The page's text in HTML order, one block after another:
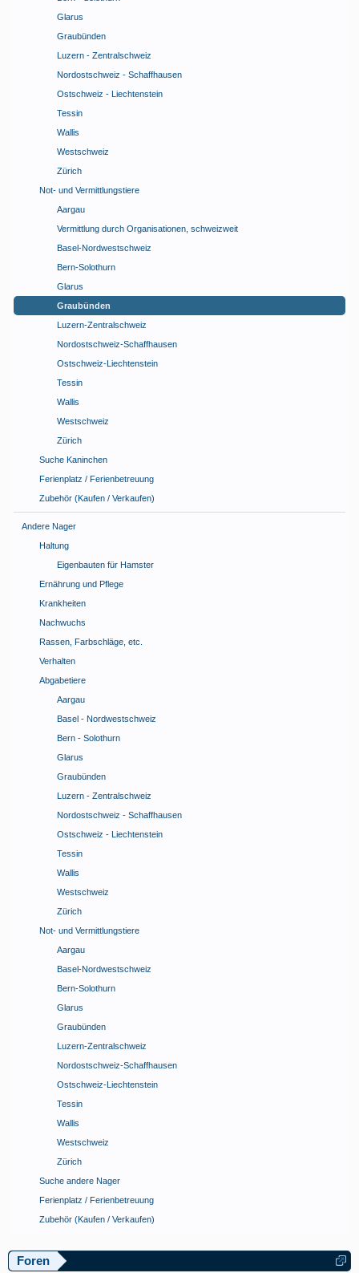
Glarus
Graubünden
Luzern - Zentralschweiz
Nordostschweiz - Schaffhausen
Ostschweiz - Liechtenstein
Tessin
Wallis
Westschweiz
Zürich
Not- und Vermittlungstiere
Aargau
Vermittlung durch Organisationen, schweizweit
Basel-Nordwestschweiz
Bern-Solothurn
Glarus
Graubünden
Luzern-Zentralschweiz
Nordostschweiz-Schaffhausen
Ostschweiz-Liechtenstein
Tessin
Wallis
Westschweiz
Zürich
Suche Kaninchen
Ferienplatz / Ferienbetreuung
Zubehör (Kaufen / Verkaufen)
Andere Nager
Haltung
Eigenbauten für Hamster
Ernährung und Pflege
Krankheiten
Nachwuchs
Rassen, Farbschläge, etc.
Verhalten
Abgabetiere
Aargau
Basel - Nordwestschweiz
Bern - Solothurn
Glarus
Graubünden
Luzern - Zentralschweiz
Nordostschweiz - Schaffhausen
Ostschweiz - Liechtenstein
Tessin
Wallis
Westschweiz
Zürich
Not- und Vermittlungstiere
Aargau
Basel-Nordwestschweiz
Bern-Solothurn
Glarus
Graubünden
Luzern-Zentralschweiz
Nordostschweiz-Schaffhausen
Ostschweiz-Liechtenstein
Tessin
Wallis
Westschweiz
Zürich
Suche andere Nager
Ferienplatz / Ferienbetreuung
Zubehör (Kaufen / Verkaufen)
Foren